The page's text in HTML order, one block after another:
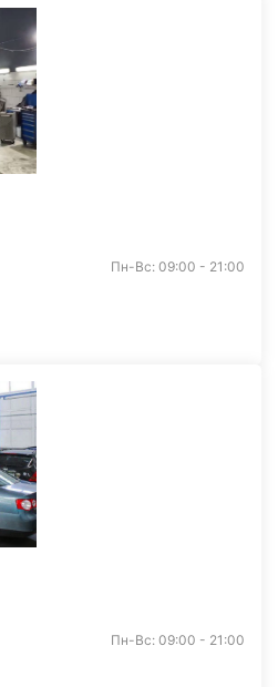
Пн-Вс: 09:00 - 21:00
Пн-Вс: 09:00 - 21:00